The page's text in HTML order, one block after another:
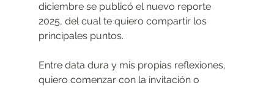
diciembre se publicó el nuevo reporte
2025, del cual te quiero compartir los
principales puntos.
Entre data dura y mis propias reflexiones,
quiero comenzar con la invitación o